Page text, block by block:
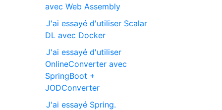
avec Web Assembly
J'ai essayé d'utiliser Scalar
DL avec Docker
J'ai essayé d'utiliser
OnlineConverter avec
SpringBoot +
JODConverter
J'ai essayé Spring.